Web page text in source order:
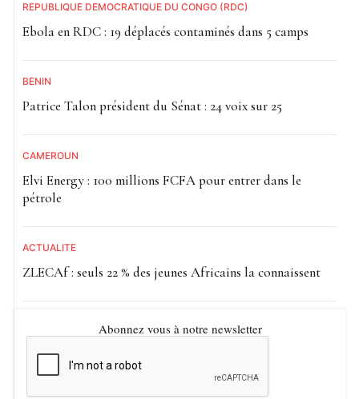
RÉPUBLIQUE DÉMOCRATIQUE DU CONGO (RDC)
Ebola en RDC : 19 déplacés contaminés dans 5 camps
BÉNIN
Patrice Talon président du Sénat : 24 voix sur 25
CAMEROUN
Elvi Energy : 100 millions FCFA pour entrer dans le
pétrole
ACTUALITE
ZLECAf : seuls 22 % des jeunes Africains la connaissent
Abonnez vous à notre newsletter